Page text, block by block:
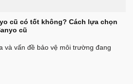
cũ có tốt không? Cách lựa chọn
cũ
và vấn đề bảo vệ môi trường đang